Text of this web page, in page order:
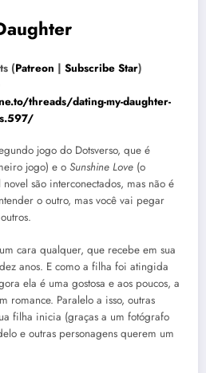
(Patreon | Subscribe Star)
threads/dating-my-daughter-
jogo do Dotsverso, que é
jogo) e o Sunshine Love (o
são interconectados, mas não é
o outro, mas você vai pegar
cara qualquer, que recebe em sua
anos. E como a filha foi atingida
ela é uma gostosa e aos poucos, a
romance. Paralelo a isso, outras
filha inicia (graças a um fotógrafo
e outras personagens querem um